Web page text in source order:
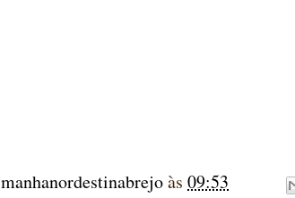
manhanordestinabrejoàs 09:53